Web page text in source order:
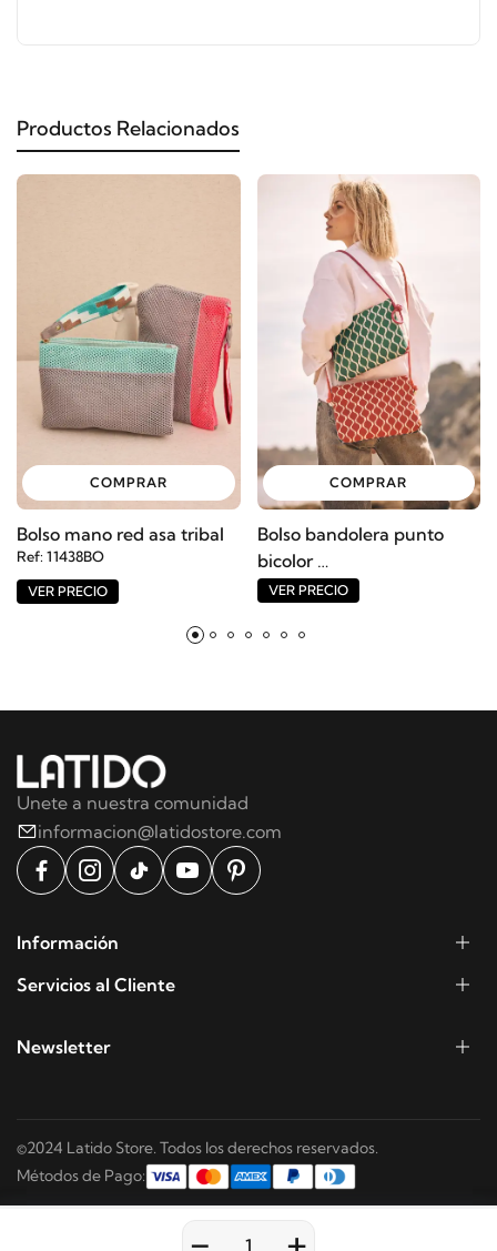
Productos Relacionados
COMPRAR
Bolso mano red asa tribal
Ref: 11438BO
VER PRECIO
COMPRAR
Bolso bandolera punto
bicolor
Ref: 11435BO
VER PRECIO
Unete a nuestra comunidad
informacion@latidostore.com
Información
Servicios al Cliente
Newsletter
©2024 Latido Store. Todos los derechos reservados.
Métodos de Pago: